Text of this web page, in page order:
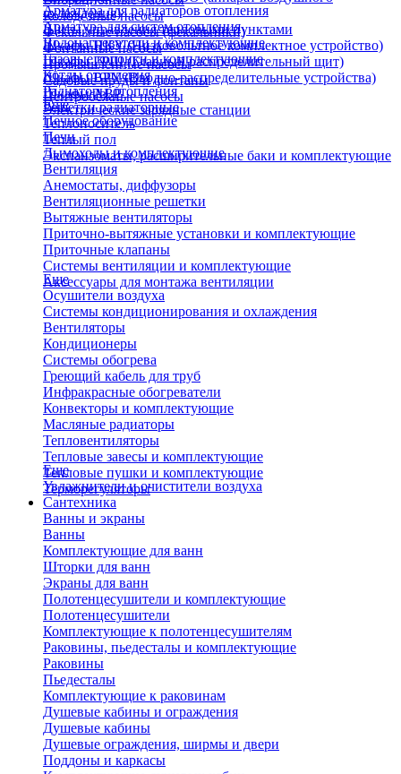
Колодезные насосы
Фекальные насосы (фекальники)
Фонтанные насосы
Промышленные насосы
Садовые пруды и фонтаны
Центробежные насосы
охлаждения)
Щиты управления тепловыми пунктами
Шкафы НКУ (Низковольтное комплектное устройство)
Шкафы ГРЩ (Главный распределительный щит)
Шкафы ВРУ (Вводно-распределительные устройства)
Шкафы АВР
Электрические зарядные станции
Арматура для радиаторов отопления
Арматура для систем отопления
Водонагреватели и комплектующие
Газовые колонки и комплектующие
Котлы отопления
Радиаторы отопления
Решетки радиаторные
Теплоноситель
Теплый пол
Экспанзоматы, расширительные баки и комплектующие
Еще
Печное оборудование
Печи
Дымоходы и комплектующие
Вентиляция
Анемостаты, диффузоры
Вентиляционные решетки
Вытяжные вентиляторы
Приточно-вытяжные установки и комплектующие
Приточные клапаны
Системы вентиляции и комплектующие
Аксессуары для монтажа вентиляции
Еще
Осушители воздуха
Системы кондиционирования и охлаждения
Вентиляторы
Кондиционеры
Системы обогрева
Греющий кабель для труб
Инфракрасные обогреватели
Конвекторы и комплектующие
Масляные радиаторы
Тепловентиляторы
Тепловые завесы и комплектующие
Тепловые пушки и комплектующие
Терморегуляторы
Еще
Увлажнители и очистители воздуха
Сантехника
Ванны и экраны
Ванны
Комплектующие для ванн
Шторки для ванн
Экраны для ванн
Полотенцесушители и комплектующие
Полотенцесушители
Комплектующие к полотенцесушителям
Раковины, пьедесталы и комплектующие
Раковины
Пьедесталы
Комплектующие к раковинам
Душевые кабины и ограждения
Душевые кабины
Душевые ограждения, ширмы и двери
Поддоны и каркасы